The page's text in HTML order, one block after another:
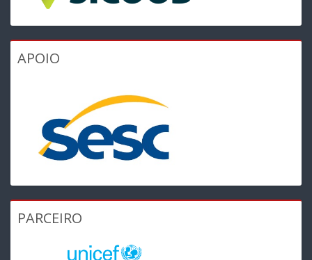
APOIO
PARCEIRO